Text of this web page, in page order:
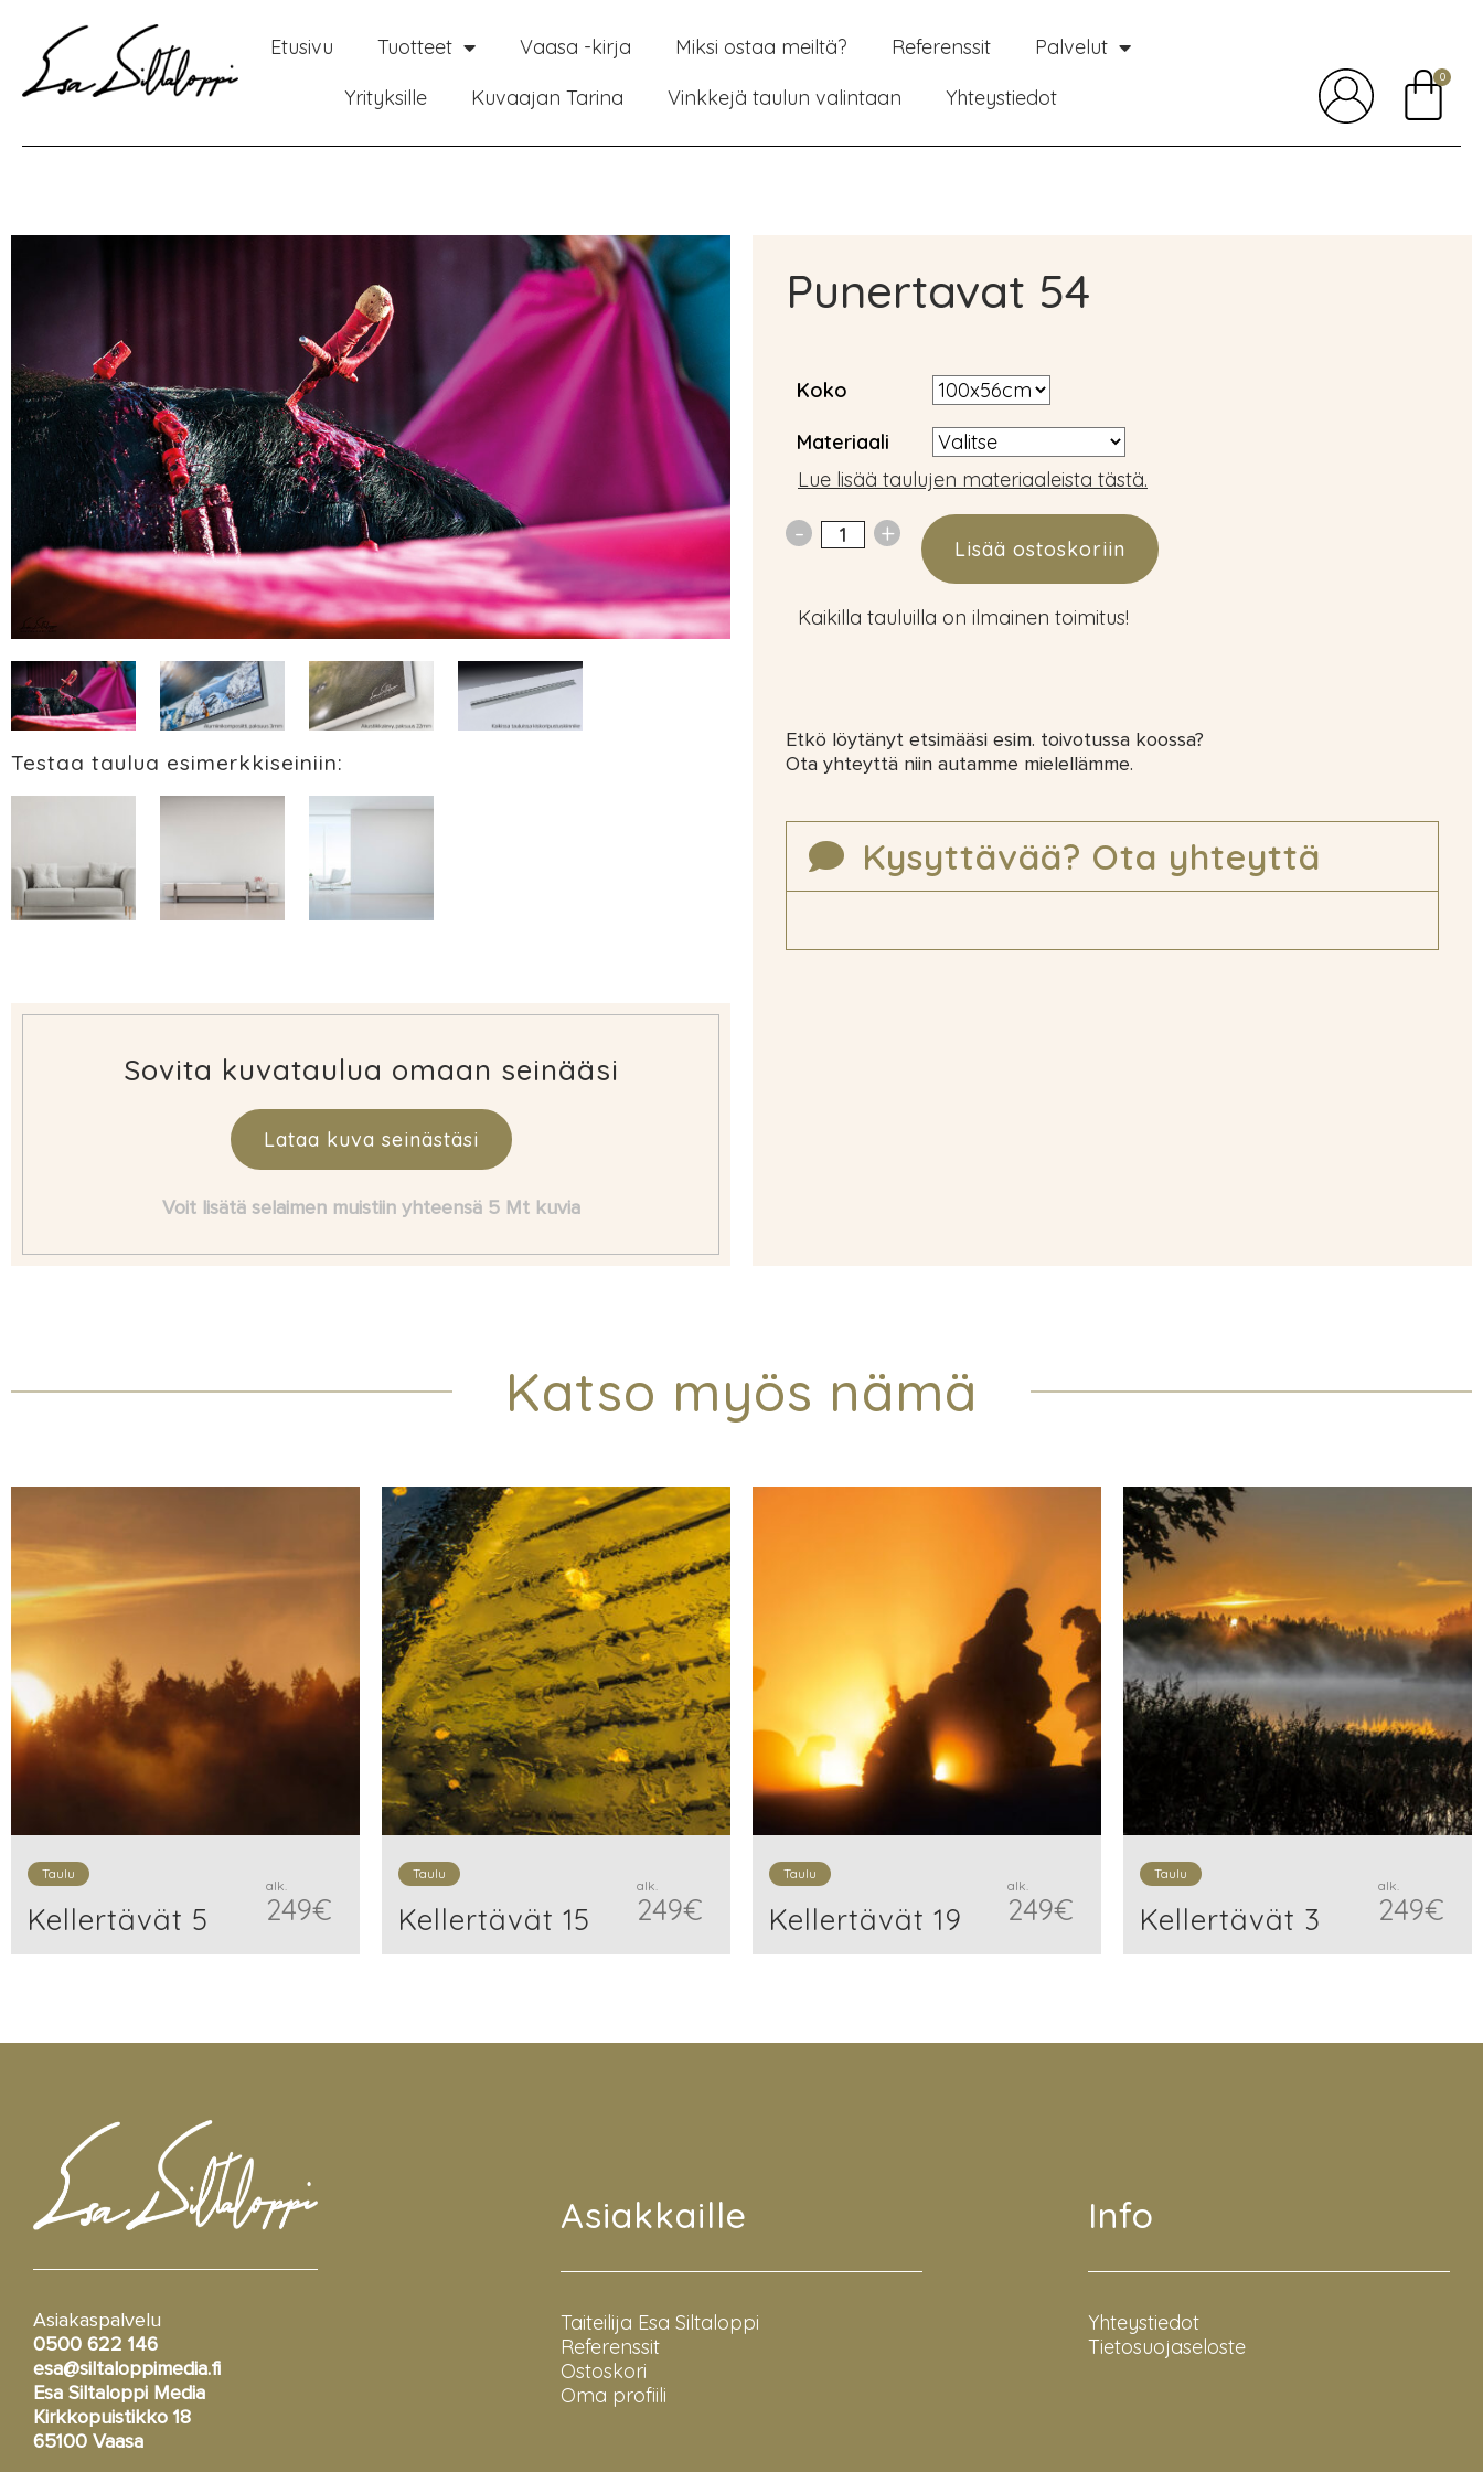
Etusivu Tuotteet Vaasa -kirja Miksi ostaa meiltä? Referenssit
Palvelut
Yrityksille
Kuvaajan Tarina Vinkkejä taulun valintaan Yhteystiedot
0
Testaa taulua esimerkkiseiniin:
Sovita kuvataulua omaan seinääsi
Lataa kuva seinästäsi
Voit lisätä selaimen muistiin yhteensä 5 Mt kuvia
Punertavat 54
Koko
Materiaali
Lue lisää taulujen materiaaleista tästä.
Lisää ostoskoriin
Kaikilla tauluilla on ilmainen toimitus!
Etkö löytänyt etsimääsi esim. toivotussa koossa?
Ota yhteyttä niin autamme mielellämme.
Kysyttävää? Ota yhteyttä
Katso myös nämä
Taulu
Kellertävät 5
alk.
249€
Taulu
Kellertävät 15
alk.
249€
Taulu
Kellertävät 19
alk.
249€
Taulu
Kellertävät 3
alk.
249€
Asiakaspalvelu
0500 622 146
esa@siltaloppimedia.fi
Esa Siltaloppi Media
Kirkkopuistikko 18
65100 Vaasa
Asiakkaille
Taiteilija Esa Siltaloppi
Referenssit
Ostoskori
Oma profiili
Info
Yhteystiedot
Tietosuojaseloste